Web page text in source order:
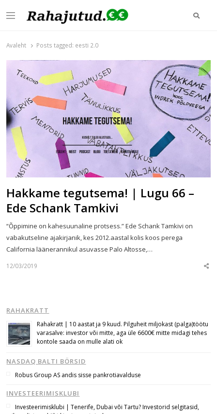
Menu Otsi
Avaleht Posts tagged: eesti 2.0
Hakkame tegutsema! | Lugu 66 –
Ede Schank Tamkivi
“Õppimine on kahesuunaline protsess.” Ede Schank Tamkivi on
vabakutseline ajakirjanik, kes 2012.aastal kolis koos perega
California läänerannikul asuvasse Palo Altosse,…
12/03/2019
RAHAKRATT
Rahakratt | 10 aastat ja 9 kuud. Pilguheit miljokast (palga)töötu
varasalve: investor või mitte, aga üle 6600€ mitte midagi tehes
kontole saada on mulle alati ok
NASDAQ BALTI BÖRSID
Robus Group AS andis sisse pankrotiavalduse
INVESTEERIMISKLUBI
Investeerimisklubi | Tenerife, Dubai või Tartu? Investorid selgitasid,